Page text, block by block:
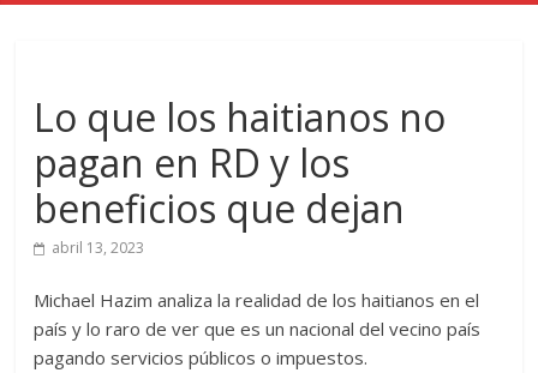
Lo que los haitianos no
pagan en RD y los
beneficios que dejan
abril 13, 2023
Michael Hazim analiza la realidad de los haitianos en el
país y lo raro de ver que es un nacional del vecino país
pagando servicios públicos o impuestos.